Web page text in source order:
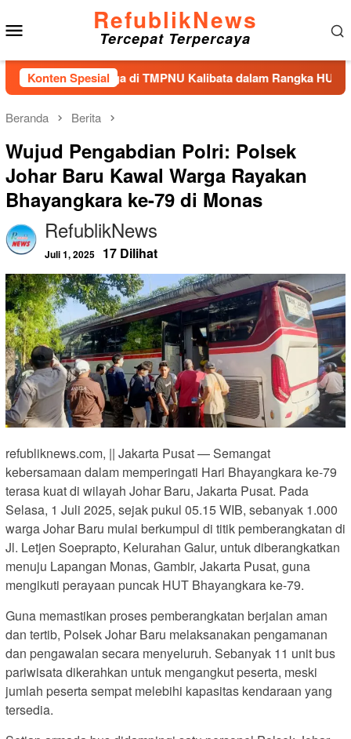
ke
konten
RefublikNews
Tercepat Terpercaya
Konten Spesial
Bunga di TMPNU Kalibata dalam Rangka HUT Ke-40
Beranda Berita
Wujud Pengabdian Polri: Polsek
Johar Baru Kawal Warga Rayakan
Bhayangkara ke-79 di Monas
RefublikNews
Juli 1, 2025 17 Dilihat
refubliknews.com, || Jakarta Pusat — Semangat
kebersamaan dalam memperingati Hari Bhayangkara ke-79
terasa kuat di wilayah Johar Baru, Jakarta Pusat. Pada
Selasa, 1 Juli 2025, sejak pukul 05.15 WIB, sebanyak 1.000
warga Johar Baru mulai berkumpul di titik pemberangkatan di
Jl. Letjen Soeprapto, Kelurahan Galur, untuk diberangkatkan
menuju Lapangan Monas, Gambir, Jakarta Pusat, guna
mengikuti perayaan puncak HUT Bhayangkara ke-79.
Guna memastikan proses pemberangkatan berjalan aman
dan tertib, Polsek Johar Baru melaksanakan pengamanan
dan pengawalan secara menyeluruh. Sebanyak 11 unit bus
pariwisata dikerahkan untuk mengangkut peserta, meski
jumlah peserta sempat melebihi kapasitas kendaraan yang
tersedia.